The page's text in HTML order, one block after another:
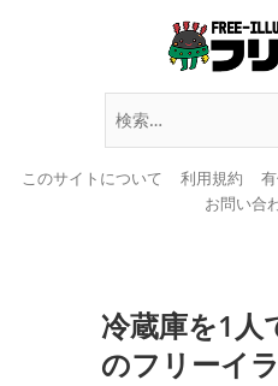
このサイトについて 利用規約
お問い合
冷蔵庫を1人
のフリーイ